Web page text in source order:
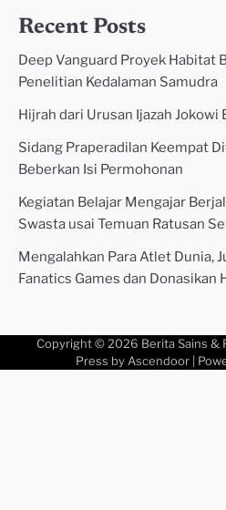
Recent Posts
Deep Vanguard Proyek Habitat
Penelitian Kedalaman Samudra
Hijrah dari Urusan Ijazah Jokowi
Sidang Praperadilan Keempat
Beberkan Isi Permohonan
Kegiatan Belajar Mengajar
Swasta usai Temuan Ratusan
Mengalahkan Para Atlet Dunia,
Fanatics Games dan Donasikan
Copyright © 2026 Berita Sains &
Press by Ascendoor |